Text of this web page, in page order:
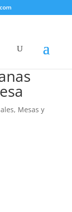
, Mesas y